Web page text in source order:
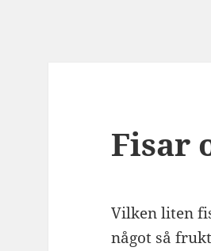
Fisar
Vilken liten
något så